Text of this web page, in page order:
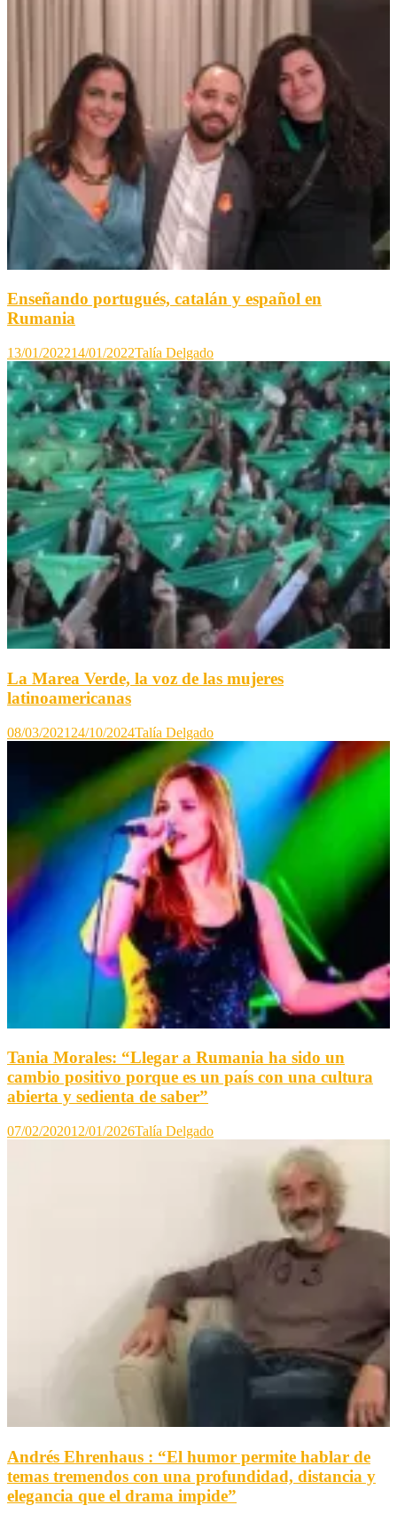
Enseñando portugués, catalán y español en
Rumania
13/01/202214/01/2022Talía Delgado
La Marea Verde, la voz de las mujeres
latinoamericanas
08/03/2021 24/10/2024Talía Delgado
Tania Morales: “Llegar a Rumania ha sido un
cambio positivo porque es un país con una cultura
abierta y sedienta de saber”
07/02/202012/01/2026Talía Delgado
Andrés Ehrenhaus : “El humor permite hablar de
temas tremendos con una profundidad, distancia y
elegancia que el drama impide”